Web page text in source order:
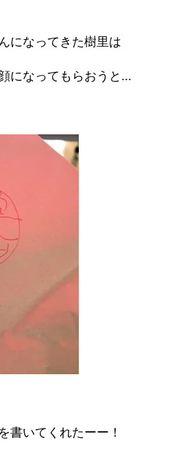
になってきた樹里は
になってもらおうと…
書いてくれたーー！